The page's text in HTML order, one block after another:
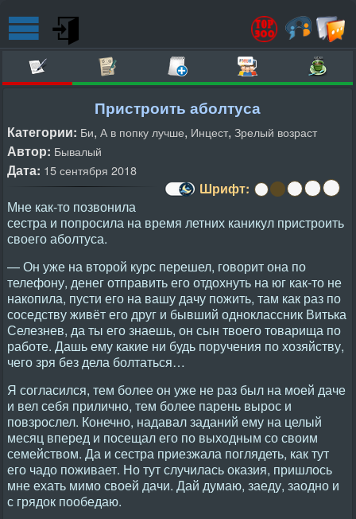
Пристроить аболтуса
Категории: Би, А в попку лучше, Инцест, Зрелый возраст
Автор: Бывалый
Дата: 15 сентября 2018
Шрифт:
Мне как-то позвонила
сестра и попросила на время летних каникул пристроить
своего аболтуса.
— Он уже на второй курс перешел, говорит она по
телефону, денег отправить его отдохнуть на юг как-то не
накопила, пусти его на вашу дачу пожить, там как раз по
соседству живёт его друг и бывший одноклассник Витька
Селезнев, да ты его знаешь, он сын твоего товарища по
работе. Дашь ему какие ни будь поручения по хозяйству,
чего зря без дела болтаться…
Я согласился, тем более он уже не раз был на моей даче
и вел себя прилично, тем более парень вырос и
повзрослел. Конечно, надавал заданий ему на целый
месяц вперед и посещал его по выходным со своим
семейством. Да и сестра приезжала поглядеть, как тут
его чадо поживает. Но тут случилась оказия, пришлось
мне ехать мимо своей дачи. Дай думаю, заеду, заодно и
с грядок пообедаю.